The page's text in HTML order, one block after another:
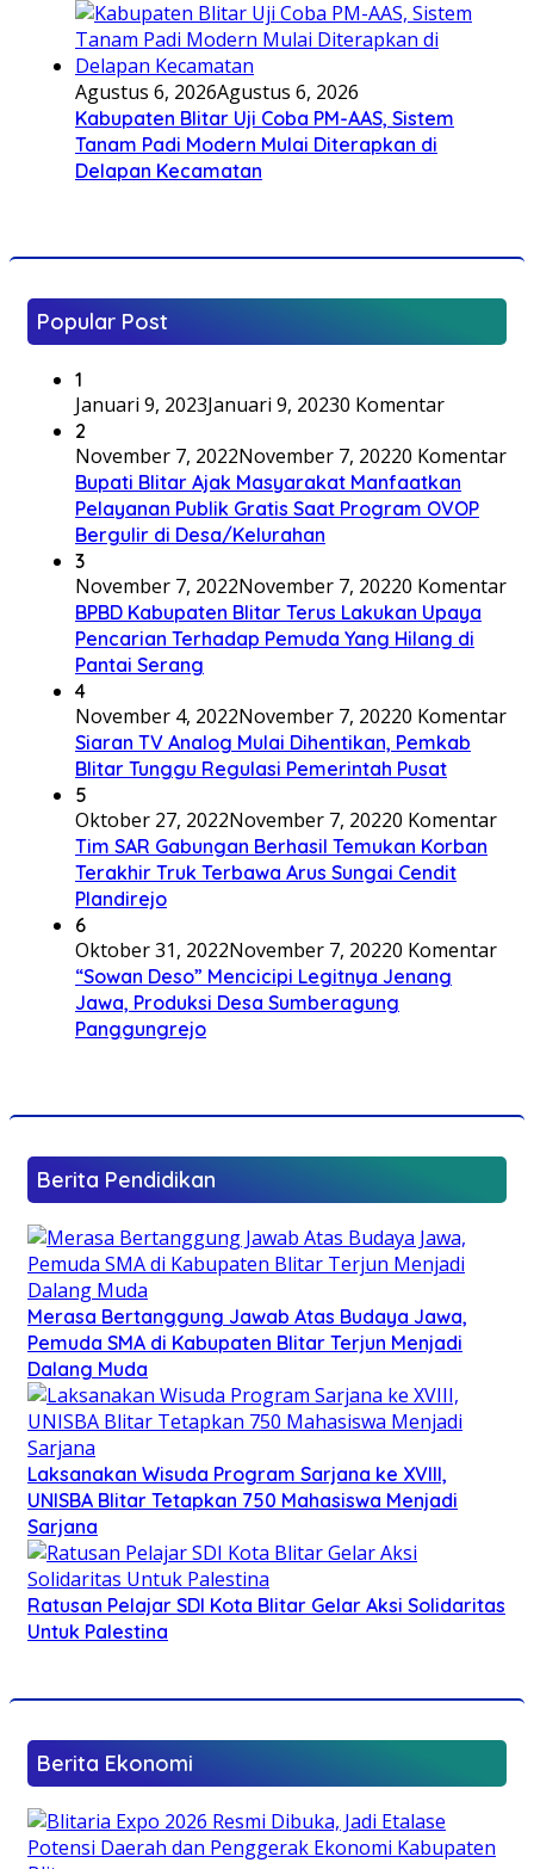
Agustus 6, 2026Agustus 6, 2026
Kabupaten Blitar Uji Coba PM-AAS, Sistem
Tanam Padi Modern Mulai Diterapkan di
Delapan Kecamatan
Popular Post
1
Januari 9, 2023Januari 9, 20230 Komentar
2
November 7, 2022November 7, 20220 Komentar
Bupati Blitar Ajak Masyarakat Manfaatkan
Pelayanan Publik Gratis Saat Program OVOP
Bergulir di Desa/Kelurahan
3
November 7, 2022November 7, 20220 Komentar
BPBD Kabupaten Blitar Terus Lakukan Upaya
Pencarian Terhadap Pemuda Yang Hilang di
Pantai Serang
4
November 4, 2022November 7, 20220 Komentar
Siaran TV Analog Mulai Dihentikan, Pemkab
Blitar Tunggu Regulasi Pemerintah Pusat
5
Oktober 27, 2022November 7, 20220 Komentar
Tim SAR Gabungan Berhasil Temukan Korban
Terakhir Truk Terbawa Arus Sungai Cendit
Plandirejo
6
Oktober 31, 2022November 7, 20220 Komentar
“Sowan Deso” Mencicipi Legitnya Jenang
Jawa, Produksi Desa Sumberagung
Panggungrejo
Berita Pendidikan
Merasa Bertanggung Jawab Atas Budaya Jawa,
Pemuda SMA di Kabupaten Blitar Terjun Menjadi
Dalang Muda
Laksanakan Wisuda Program Sarjana ke XVIII,
UNISBA Blitar Tetapkan 750 Mahasiswa Menjadi
Sarjana
Ratusan Pelajar SDI Kota Blitar Gelar Aksi Solidaritas
Untuk Palestina
Berita Ekonomi